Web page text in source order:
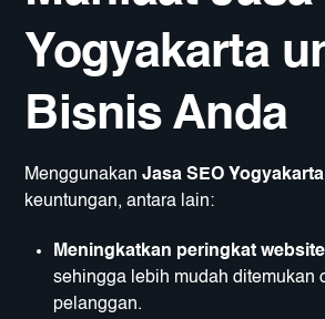
Yogyakarta
Bisnis Anda
MenggunakanJasa SEO Yogyakarta
keuntungan, antara lain:
Meningkatkan peringkat
sehingga lebih mudah ditemukan
pelanggan.